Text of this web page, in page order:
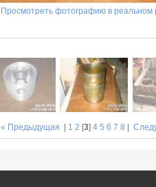
Просмотреть фотографию в реальном
« Предыдущая 1 2 [3] 4 5 6 7 8